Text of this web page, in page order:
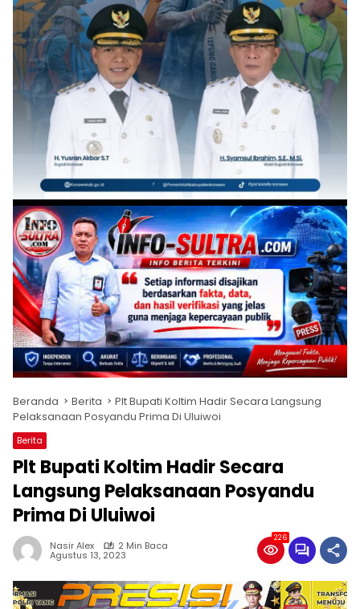
Beranda Berita
Plt Bupati Koltim Hadir Secara Langsung
Pelaksanaan Posyandu Prima Di Uluiwoi
Berita
Plt Bupati Koltim Hadir Secara
Langsung Pelaksanaan Posyandu
Prima Di Uluiwoi
Nasir Alex 2 Min Baca
Agustus 13, 2023
226